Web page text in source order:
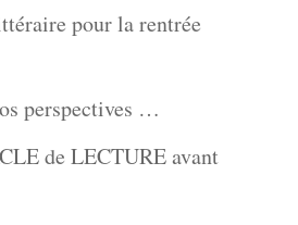
pour la rentrée
perspectives …
de LECTURE avant